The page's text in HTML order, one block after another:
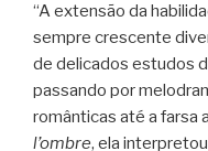
“A extensão da
sempre crescente
de delicados estudos
passando por
românticas até a farsa
l’ombre, ela